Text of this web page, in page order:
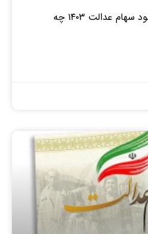
زمان واریز مرحله دوم سود سهام عدالت ۱۴۰۳ چه